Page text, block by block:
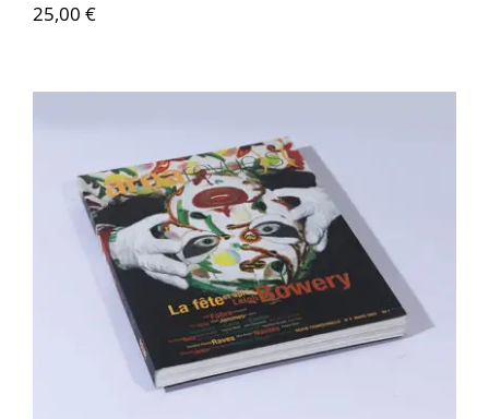
25,00 €
Area revue n°4 – La fête et apres